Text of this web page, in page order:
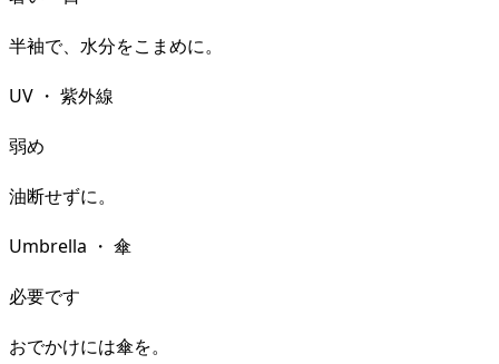
半袖で、水分をこまめに。
UV ・ 紫外線
弱め
油断せずに。
Umbrella ・ 傘
必要です
おでかけには傘を。